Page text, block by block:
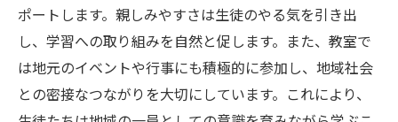
ポートします。親しみやすさは生徒のやる気を引き出
し、学習への取り組みを自然と促します。また、教室で
は地元のイベントや行事にも積極的に参加し、地域社会
との密接なつながりを大切にしています。これにより、